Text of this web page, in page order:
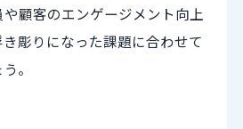
顧客のエンゲージメント向上
彫りになった課題に合わせて
。